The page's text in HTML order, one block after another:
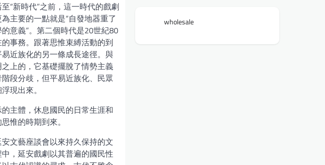
“新時代”之前，這一時代的戲劇
主要的一點就是“自發地器重了
意義”。第二個時代是20世紀80
事務。跟著思惟束縛活動的到
近族化的另一條成長途徑。與
上的，它基礎擺脫了情勢主義
段分歧，但平易近族化、民眾
現出來。
主體，休息國民的日常生涯和
惟的時期到來。
文藝座談會以來持久保持的文
，延安戲劇以其普遍的國民性
wholesale